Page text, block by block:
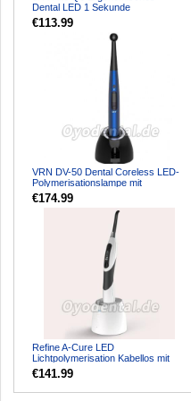
Dental LED 1 Sekunde
Polymerisationsgerät Kabellos mi...
€113.99
VRN DV-50 Dental Coreless LED-
Polymerisationslampe mit
Karieserkennung und Licht...
€174.99
Refine A-Cure LED
Lichtpolymerisation Kabellos mit
Lichtmessgerät
€141.99